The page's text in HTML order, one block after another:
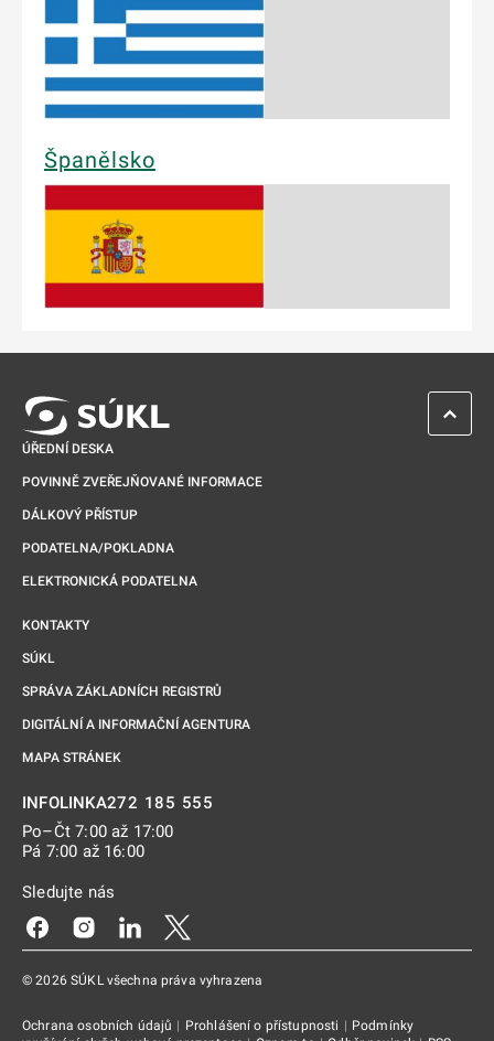
Španělsko
ÚŘEDNÍ DESKA
POVINNĚ ZVEŘEJŇOVANÉ INFORMACE
DÁLKOVÝ PŘÍSTUP
PODATELNA/POKLADNA
ELEKTRONICKÁ PODATELNA
KONTAKTY
SÚKL
SPRÁVA ZÁKLADNÍCH REGISTRŮ
DIGITÁLNÍ A INFORMAČNÍ AGENTURA
MAPA STRÁNEK
INFOLINKA272 185 555
Po–Čt 7:00 až 17:00
Pá 7:00 až 16:00
Sledujte nás
Odkaz se otevře na nové kartě
Odkaz se otevře na nové kartě
Odkaz se otevře na nové kartě
© 2026 SÚKL všechna práva vyhrazena
Ochrana osobních údajů | Prohlášení o přístupnosti | Podmínky
ZPĚT